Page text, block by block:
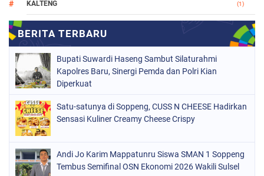
KALTENG (1)
(78)
NASIONAL (748)
ORGANISASI
PERISTIWA
POLITIK (157)
POLRI
SOPPENG (1148)
SULSEL
Bupati Suwardi Haseng Sambut Silaturahmi
Kapolres Baru, Sinergi Pemda dan Polri Kian
Diperkuat
Satu-satunya di Soppeng, CUSS N CHEESE Hadirkan
Sensasi Kuliner Creamy Cheese Crispy
Andi Jo Karim Mappatunru Siswa SMAN 1 Soppeng
Tembus Semifinal OSN Ekonomi 2026 Wakili Sulsel